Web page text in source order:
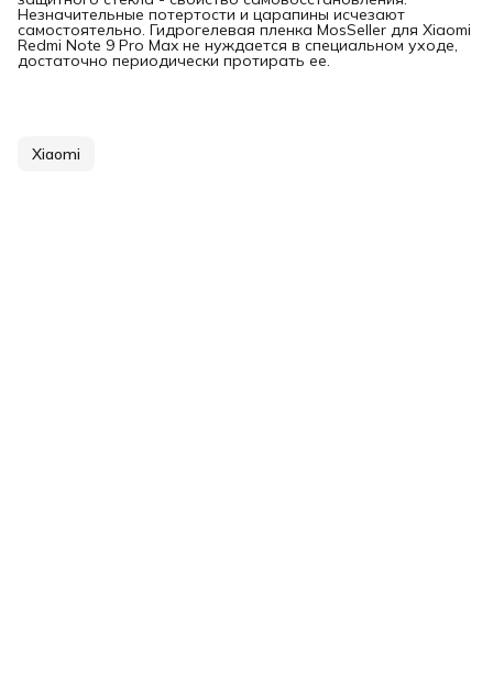
Незначительные потертости и царапины исчезают
самостоятельно. Гидрогелевая пленка MosSeller для Xiaomi
Redmi Note 9 Pro Max не нуждается в специальном уходе,
достаточно периодически протирать ее.
Xiaomi